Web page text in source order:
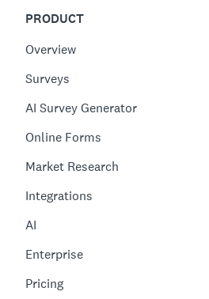
PRODUCT
Overview
Surveys
AI Survey Generator
Online Forms
Market Research
Integrations
AI
Enterprise
Pricing